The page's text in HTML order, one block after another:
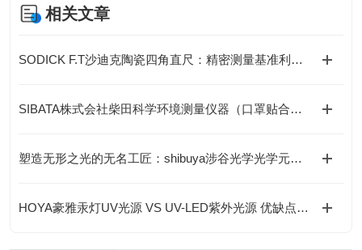
相关文章
SODICK F.T沙迪克陶瓷四角直尺：精密测量基准利器介绍
SIBATA株式会社柴田科学环境测量仪器（口罩贴合测试仪）
塑造无形之光的无名工匠：shibuya涉谷光学光学元件的工艺与底层逻辑
​HOYA豪雅汞灯UV光源 VS UV-LED紫外光源 优缺点全面对比